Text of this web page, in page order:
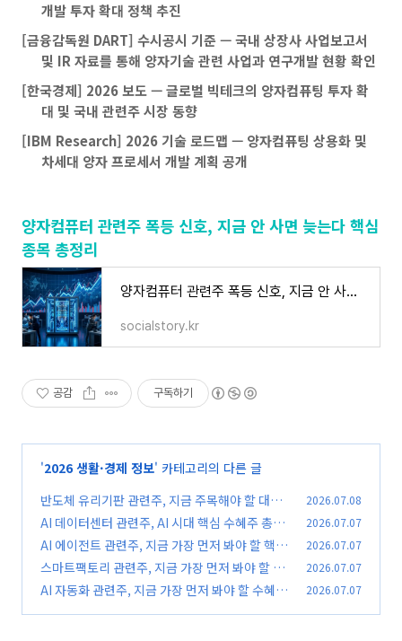
개발 투자 확대 정책 추진
[금융감독원 DART] 수시공시 기준 — 국내 상장사 사업보고서
및 IR 자료를 통해 양자기술 관련 사업과 연구개발 현황 확인
[한국경제] 2026 보도 — 글로벌 빅테크의 양자컴퓨팅 투자 확
대 및 국내 관련주 시장 동향
[IBM Research] 2026 기술 로드맵 — 양자컴퓨팅 상용화 및
차세대 양자 프로세서 개발 계획 공개
양자컴퓨터 관련주 폭등 신호, 지금 안 사면 늦는다 핵심
종목 총정리
양자컴퓨터 관련주 폭등 신호, 지금 안 사면 늦는다 핵심 종목 총정리
socialstory.kr
공감 구독하기
'2026 생활·경제 정보' 카테고리의 다른 글
반도체 유리기판 관련주, 지금 주목해야 할 대장
주는? (0)
2026.07.08
AI 데이터센터 관련주, AI 시대 핵심 수혜주 총정
리
(0)
2026.07.07
AI 에이전트 관련주, 지금 가장 먼저 봐야 할 핵심
수혜주는?
(0)
2026.07.07
스마트팩토리 관련주, 지금 가장 먼저 봐야 할 수
혜주는 어디일까?
(0)
2026.07.07
AI 자동화 관련주, 지금 가장 먼저 봐야 할 수혜주
2026.07.07